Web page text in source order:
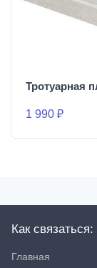
Тротуарная
1 990 ₽
Как связаться:
Главная